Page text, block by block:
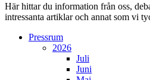
Här hittar du information från oss,
intressanta artiklar och annat som vi
Pressrum
2026
Juli
Juni